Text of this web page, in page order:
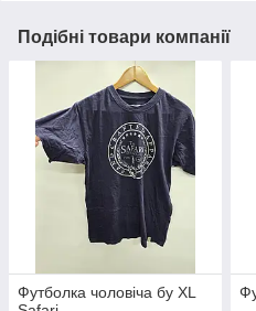
Подібні товари компанії
Футболка чоловіча бу XL